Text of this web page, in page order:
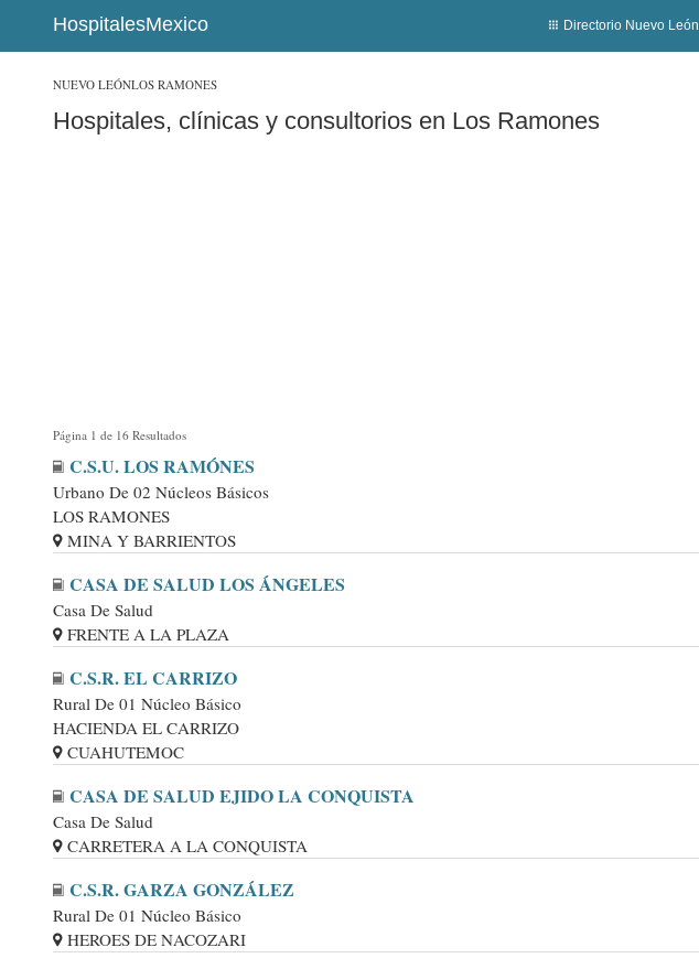
HospitalesMexico Directorio Nuevo León
NUEVO LEÓNLOS RAMONES
Hospitales, clínicas y consultorios en Los Ramones
Página 1 de 16 Resultados
C.S.U. LOS RAMÓNES
Urbano De 02 Núcleos Básicos
LOS RAMONES
MINA Y BARRIENTOS
CASA DE SALUD LOS ÁNGELES
Casa De Salud
FRENTE A LA PLAZA
C.S.R. EL CARRIZO
Rural De 01 Núcleo Básico
HACIENDA EL CARRIZO
CUAHUTEMOC
CASA DE SALUD EJIDO LA CONQUISTA
Casa De Salud
CARRETERA A LA CONQUISTA
C.S.R. GARZA GONZÁLEZ
Rural De 01 Núcleo Básico
HEROES DE NACOZARI